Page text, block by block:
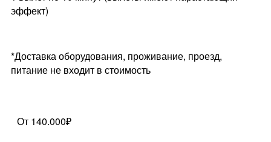
эффект)
*Доставка оборудования, проживание, проезд,
питание не входит в стоимость
От 140.000₽